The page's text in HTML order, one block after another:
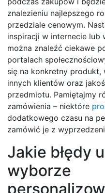
znalezieniu najlepszego
przedziale cenowym.
inspiracji w internecie lub
można znaleźć ciekawe
portalach
się na konkretny
innych klientów oraz
przedmiotu. Pamiętajmy
zamówienia – niektóre
dodatkowego czasu na
zamówić je z
Jakie błędy
wyborze